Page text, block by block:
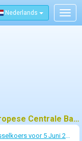
Nederlands
Referentiewisselkoersen van de Europese Centrale Bank (ECB) voor 5 juni 2026
voor 5 Juni 2026